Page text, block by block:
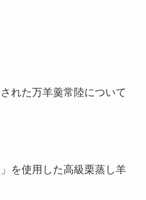
れた万羊羹常陸について
を使用した高級栗蒸し羊